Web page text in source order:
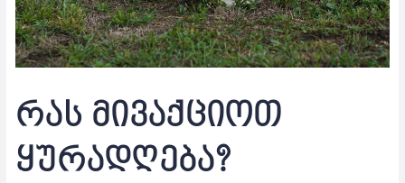
რას მივაქციოთ
ყურადღება?